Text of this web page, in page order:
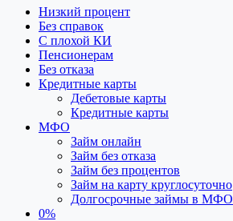
Низкий процент
Без справок
С плохой КИ
Пенсионерам
Без отказа
Кредитные карты
Дебетовые карты
Кредитные карты
МФО
Займ онлайн
Займ без отказа
Займ без процентов
Займ на карту круглосуточно
Долгосрочные займы в МФО
0%